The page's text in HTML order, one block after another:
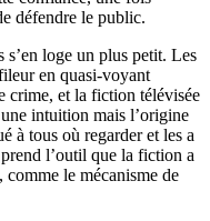
défendre le public.
s’en loge un plus petit. Les
en quasi-voyant
crime, et la fiction télévisée
intuition mais l’origine
à tous où regarder et les a
l’outil que la fiction a
comme le mécanisme de